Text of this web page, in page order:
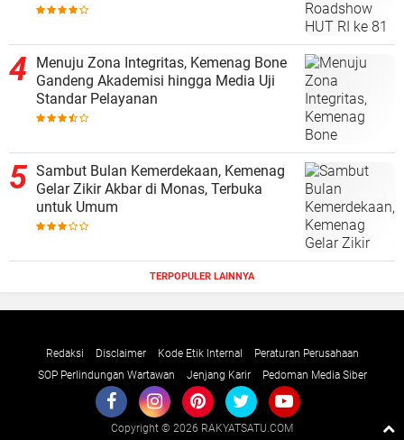
Menuju Zona Integritas, Kemenag Bone
Gandeng Akademisi hingga Media Uji
Standar Pelayanan
Sambut Bulan Kemerdekaan, Kemenag
Gelar Zikir Akbar di Monas, Terbuka
untuk Umum
TERPOPULER LAINNYA
Redaksi Disclaimer Kode Etik Internal
Peraturan Perusahaan
SOP Perlindungan Wartawan
Jenjang Karir Pedoman Media Siber
Copyright © 2026 RAKYATSATU.COM